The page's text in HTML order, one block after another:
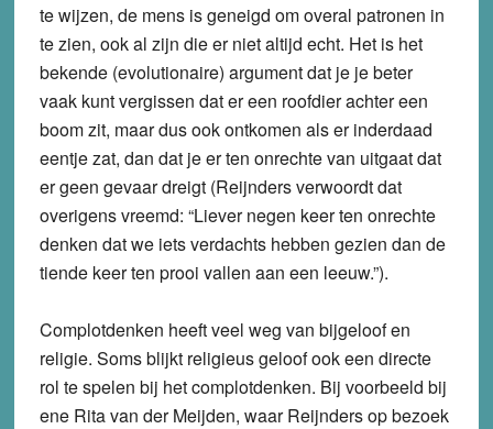
te wijzen, de mens is geneigd om overal patronen in
te zien, ook al zijn die er niet altijd echt. Het is het
bekende (evolutionaire) argument dat je je beter
vaak kunt vergissen dat er een roofdier achter een
boom zit, maar dus ook ontkomen als er inderdaad
eentje zat, dan dat je er ten onrechte van uitgaat dat
er geen gevaar dreigt (Reijnders verwoordt dat
overigens vreemd: “Liever negen keer ten onrechte
denken dat we iets verdachts hebben gezien dan de
tiende keer ten prooi vallen aan een leeuw.”).
Complotdenken heeft veel weg van bijgeloof en
religie. Soms blijkt religieus geloof ook een directe
rol te spelen bij het complotdenken. Bij voorbeeld bij
ene Rita van der Meijden, waar Reijnders op bezoek